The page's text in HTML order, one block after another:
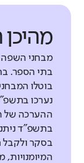
מבחני השפה
בתי הספר.
בוטלו
נערכו
ההערכה של
בתשפ"ד
בסקר ולקבל